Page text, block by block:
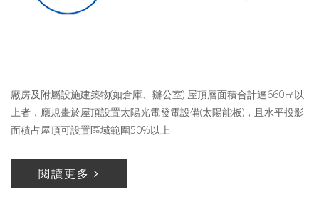
廠房及附屬設施建築物(如倉庫、辦公室) 屋頂層面積合計達660㎡以
上者，應規畫於屋頂設置太陽光電發電設備(太陽能板)，且水平投影
面積占屋頂可設置區域範圍50%以上
閱讀更多